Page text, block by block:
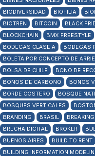
BIODIVERSIDAD
BIOFILIA
BIOTREN
BITCOIN BLACK
BLOCKCHAIN
BMX FREESTYLE
BODEGAS CLASE A
BODEGAS
BOLETA POR CONCEPTO DE
BOLSA DE CHILE
BONO DE
BONOS DE CARBONO
BONOS
BORDE COSTERO
BOSQUE
BOSQUES VERTICALES
BRANDING
BRASIL
BRECHA DIGITAL
BROKER
BUENOS AIRES
BUILD TO RENT
BUILDING INFORMATION